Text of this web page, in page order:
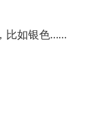
比如银色……